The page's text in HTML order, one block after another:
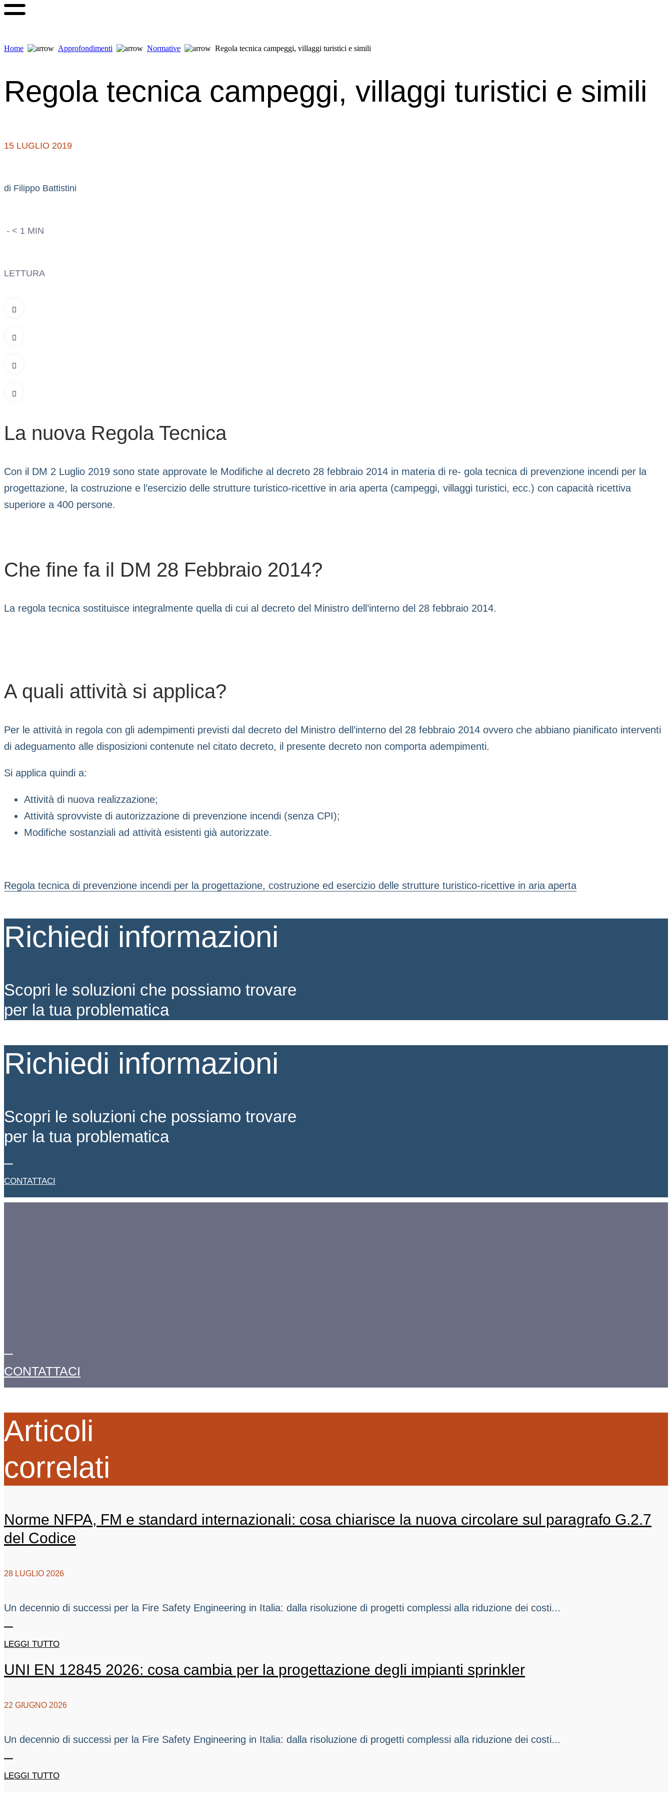
Vai
al
Home Approfondimenti Normative Regola tecnica campeggi, villaggi turistici e simili
Regola tecnica campeggi, villaggi turistici e simili
15 LUGLIO 2019
di Filippo Battistini
- < 1 MIN
LETTURA
La nuova Regola Tecnica
Con il DM 2 Luglio 2019 sono state approvate le Modifiche al decreto 28 febbraio 2014 in materia di re- gola tecnica di prevenzione incendi per la
progettazione, la costruzione e l’esercizio delle strutture turistico-ricettive in aria aperta (campeggi, villaggi turistici, ecc.) con capacità ricettiva
superiore a 400 persone.
Che fine fa il DM 28 Febbraio 2014?
La regola tecnica sostituisce integralmente quella di cui al decreto del Ministro dell’interno del 28 febbraio 2014.
A quali attività si applica?
Per le attività in regola con gli adempimenti previsti dal decreto del Ministro dell’interno del 28 febbraio 2014 ovvero che abbiano pianificato interventi
di adeguamento alle disposizioni contenute nel citato decreto, il presente decreto non comporta adempimenti.
Si applica quindi a:
Attività di nuova realizzazione;
Attività sprovviste di autorizzazione di prevenzione incendi (senza CPI);
Modifiche sostanziali ad attività esistenti già autorizzate.
Regola tecnica di prevenzione incendi per la progettazione, costruzione ed esercizio delle strutture turistico-ricettive in aria aperta
Richiedi informazioni
Scopri le soluzioni che possiamo trovare
per la tua problematica
Richiedi informazioni
Scopri le soluzioni che possiamo trovare
per la tua problematica
CONTATTACI
CONTATTACI
Articoli
correlati
Norme NFPA, FM e standard internazionali: cosa chiarisce la nuova circolare sul paragrafo G.2.7
del Codice
28 LUGLIO 2026
Un decennio di successi per la Fire Safety Engineering in Italia: dalla risoluzione di progetti complessi alla riduzione dei costi...
LEGGI TUTTO
UNI EN 12845 2026: cosa cambia per la progettazione degli impianti sprinkler
22 GIUGNO 2026
Un decennio di successi per la Fire Safety Engineering in Italia: dalla risoluzione di progetti complessi alla riduzione dei costi...
LEGGI TUTTO